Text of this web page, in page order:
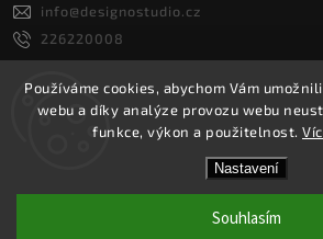
Používáme cookies, abychom Vám
webu a díky analýze provozu webu
funkce, výkon a použitelnost.
Nastavení
Souhlasím
info@designostudio.cz
226220008
605334326, 732232010
Designoshop
designoshop
Designoshop.